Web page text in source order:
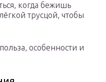
когда бежишь
трусцой, чтобы
особенности и